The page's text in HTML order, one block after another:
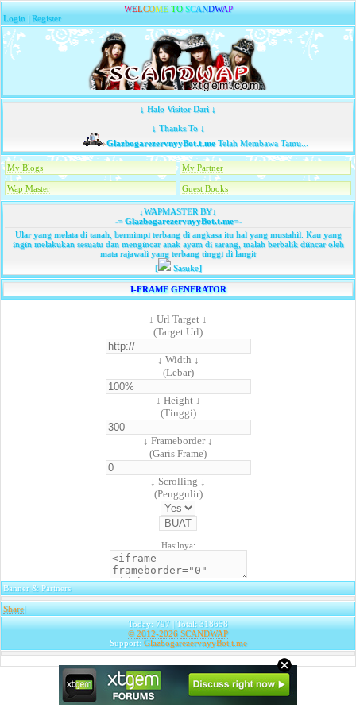
WELCOME TO SCANDWAP
Login |Register
↓ Halo Visitor Dari ↓
↓ Thanks To ↓
GlazbogarezervnyyBot.t.meTelah Membawa Tamu...
My Blogs My Partner
Wap Master Guest Books
↓WAPMASTER BY↓
-=GlazbogarezervnyyBot.t.me=-
Ular yang melata di tanah, bermimpi terbang di angkasa itu hal yang mustahil. Kau yang
ingin melakukan sesuatu dan mengincar anak ayam di sarang, malah berbalik diincar oleh
mata rajawali yang terbang tinggi di langit
[
Sasuke]
I-FRAME GENERATOR
↓ Url Target ↓
(Target Url)
↓ Width ↓
(Lebar)
↓ Height ↓
(Tinggi)
↓ Frameborder ↓
(Garis Frame)
↓ Scrolling ↓
(Penggulir)
Hasilnya:
Banner & Partners
Share|
Today: 797 | Total: 318658
© 2012-2026 SCANDWAP
Support: GlazbogarezervnyyBot.t.me